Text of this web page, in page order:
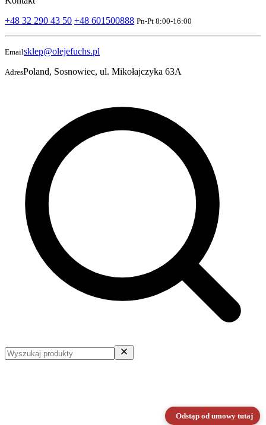
+48 32 290 43 50 +48 601500888 Pn-Pt 8:00-16:00
Emailsklep@olejefuchs.pl
AdresPoland, Sosnowiec, ul. Mikołajczyka 63A
Odstąp od umowy tutaj